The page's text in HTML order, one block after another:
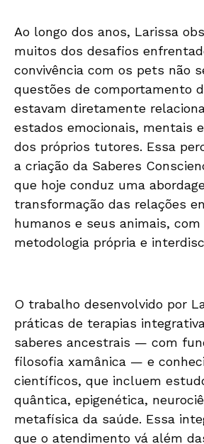
Ao longo dos anos, Larissa
muitos dos desafios
convivência com os pets não
questões de comportamento
estavam diretamente
estados emocionais, mentais
dos próprios tutores. Essa
a criação da Saberes
que hoje conduz uma
transformação das relações
humanos e seus animais,
metodologia própria e
O trabalho desenvolvido por
práticas de terapias
saberes ancestrais — com
filosofia xamânica — e
científicos, que incluem
quântica, epigenética,
metafísica da saúde. Essa
que o atendimento vá além